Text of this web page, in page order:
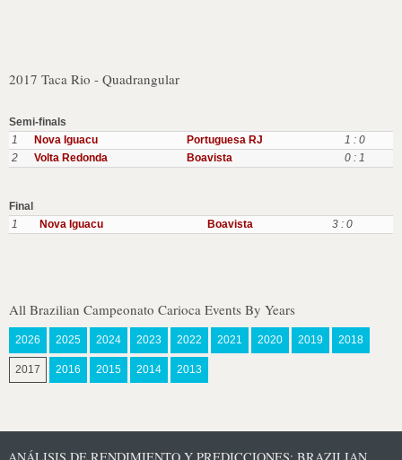
2017 Taca Rio - Quadrangular
Semi-finals
1
Nova Iguacu Portuguesa RJ
1 : 0
2
Volta Redonda Boavista 0 : 1
Final
1
Nova Iguacu Boavista 3 : 0
All Brazilian Campeonato Carioca Events By Years
2026 2025 2024 2023 2022 2021 2020 2019 2018
2017 2016 2015 2014 2013